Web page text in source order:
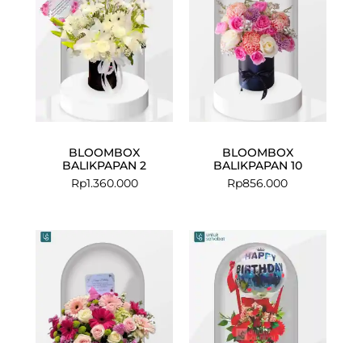
BLOOMBOX
BALIKPAPAN 2
Rp1.360.000
BLOOMBOX
BALIKPAPAN 10
Rp856.000